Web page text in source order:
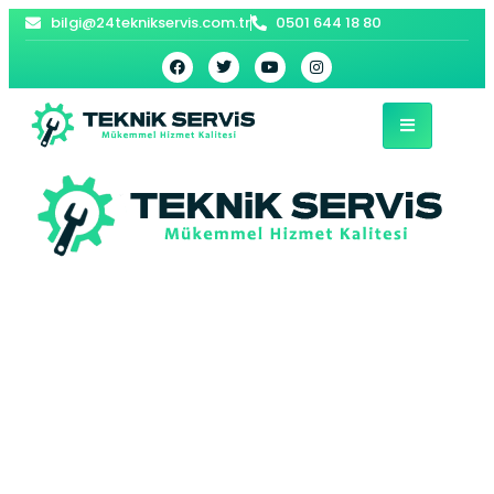
bilgi@24teknikservis.com.tr 0501 644 18 80